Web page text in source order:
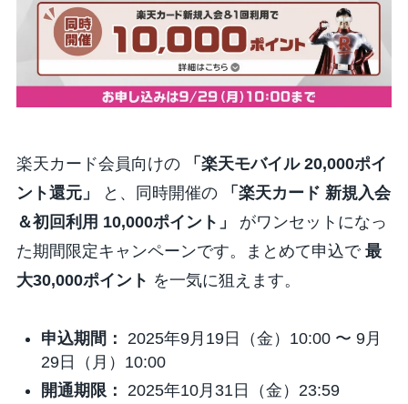
楽天カード会員向けの
「楽天モバイル 20,000ポイ
ント還元」
と、同時開催の
「楽天カード 新規入会
＆初回利用 10,000ポイント」
がワンセットになっ
た期間限定キャンペーンです。まとめて申込で 最
大30,000ポイント を一気に狙えます。
申込期間： 2025年9月19日（金）10:00〜 9月
29日（月）10:00
開通期限：
2025年10月31日（金）23:59